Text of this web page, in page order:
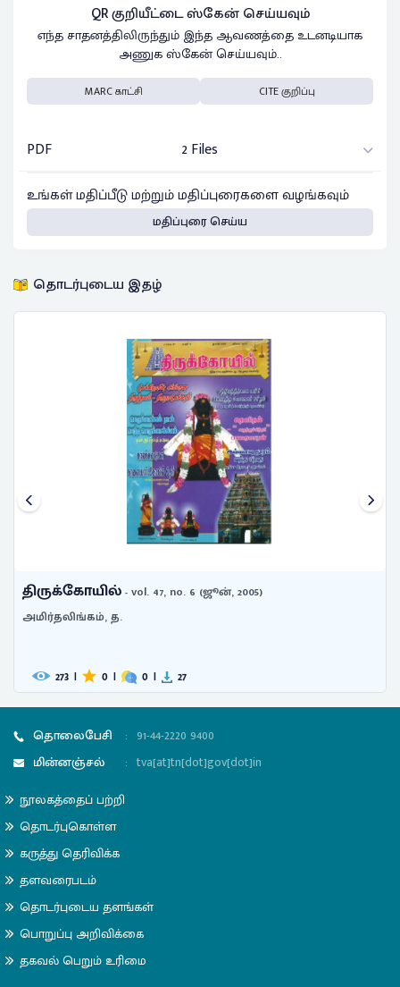
QR குறியீட்டை ஸ்கேன் செய்யவும்
எந்த சாதனத்திலிருந்தும் இந்த ஆவணத்தை உடனடியாக
அணுக ஸ்கேன் செய்யவும்..
MARC காட்சி CITE குறிப்பு
PDF
2 Files
உங்கள் மதிப்பீடு மற்றும் மதிப்புரைகளை வழங்கவும்
மதிப்புரை செய்ய
தொடர்புடைய இதழ்
திருக்கோயில்- vol. 47, no. 6 (ஜூன், 2005)
அமிர்தலிங்கம், த.
273 | 0 | 0 | 27
தொலைபேசி : 91-44-2220 9400
மின்னஞ்சல்
: tva[at]tn[dot]gov[dot]in
நூலகத்தைப் பற்றி
தொடர்புகொள்ள
கருத்து தெரிவிக்க
தளவரைபடம்
தொடர்புடைய தளங்கள்
பொறுப்பு அறிவிக்கை
தகவல் பெறும் உரிமை